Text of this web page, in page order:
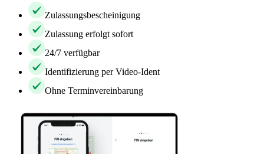
Zulassungsbescheinigung
Zulassung erfolgt sofort
24/7 verfügbar
Identifizierung per Video-Ident
Ohne Terminvereinbarung